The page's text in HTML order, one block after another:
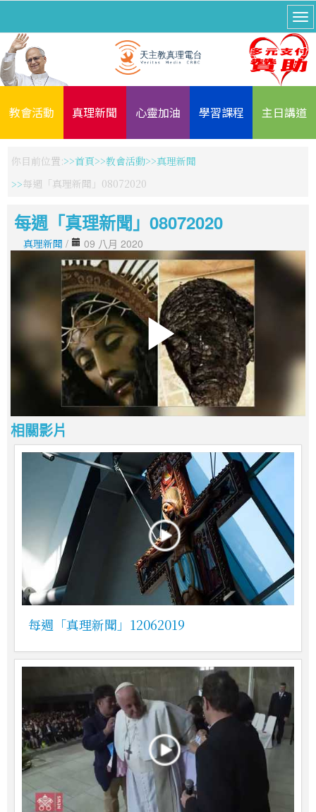
教會活動 真理新聞 心靈加油 學習課程 主日講道
你目前位置: 首頁 教會活動
真理新聞
每週「真理新聞」08072020
每週「真理新聞」08072020
真理新聞 / 09 八月 2020
相關影片
每週「真理新聞」12062019